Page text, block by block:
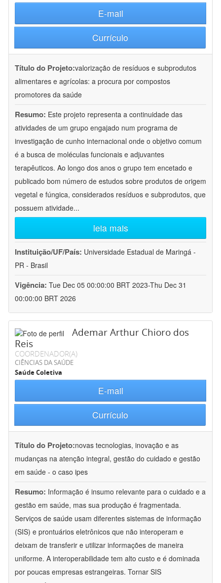
E-mail
Currículo
Título do Projeto:valorização de resíduos e subprodutos
alimentares e agrícolas: a procura por compostos
promotores da saúde
Resumo: Este projeto representa a continuidade das
atividades de um grupo engajado num programa de
investigação de cunho internacional onde o objetivo comum
é a busca de moléculas funcionais e adjuvantes
terapêuticos. Ao longo dos anos o grupo tem encetado e
publicado bom número de estudos sobre produtos de origem
vegetal e fúngica, considerados resíduos e subprodutos, que
possuem atividade...
leia mais
Instituição/UF/País: Universidade Estadual de Maringá -
PR - Brasil
Vigência: Tue Dec 05 00:00:00 BRT 2023-Thu Dec 31
00:00:00 BRT 2026
Ademar Arthur Chioro dos
Reis
COORDENADOR(A)
CIÊNCIAS DA SAÚDE
Saúde Coletiva
E-mail
Currículo
Título do Projeto:novas tecnologias, inovação e as
mudanças na atenção integral, gestão do cuidado e gestão
em saúde - o caso ipes
Resumo: Informação é insumo relevante para o cuidado e a
gestão em saúde, mas sua produção é fragmentada.
Serviços de saúde usam diferentes sistemas de informação
(SIS) e prontuários eletrônicos que não interoperam e
deixam de transferir e utilizar informações de maneira
uniforme. A interoperabilidade tem alto custo e é dominada
por poucas empresas estrangeiras. Tornar SIS